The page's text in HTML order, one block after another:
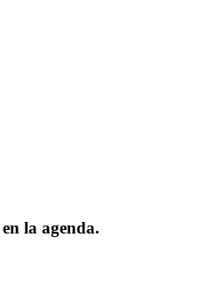
la agenda.